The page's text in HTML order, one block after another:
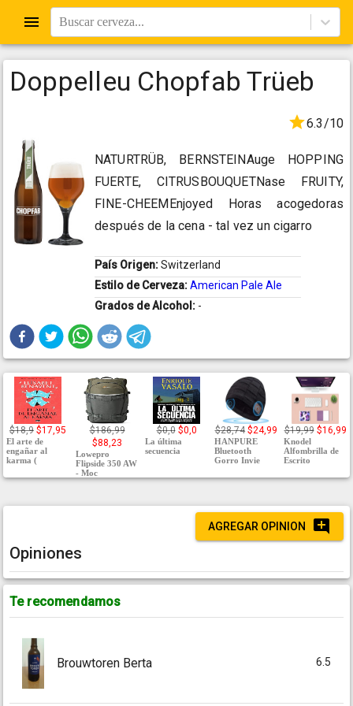
Buscar cerveza...
Doppelleu Chopfab Trüeb
6.3/10
NATURTRÜB, BERNSTEINAuge HOPPING
FUERTE, CITRUSBOUQUETNase FRUITY,
FINE-CHEEMEnjoyed Horas acogedoras
después de la cena - tal vez un cigarro
País Origen:Switzerland
Estilo de Cerveza:American Pale Ale
Grados de Alcohol: -
$18,9 $17,95
El arte de
engañar al
karma (
$186,99
$88,23
Lowepro
Flipside 350 AW
- Moc
$0,0 $0,0
La última
secuencia
$28,74 $24,99
HANPURE
Bluetooth
Gorro Invie
$19,99 $16,99
Knodel
Alfombrilla de
Escrito
AGREGAR OPINION
Opiniones
Te recomendamos
Brouwtoren Berta 6.5